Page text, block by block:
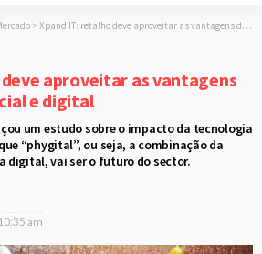
> Xpand IT: retalho deve aproveitar as vantagens do mundo presencial e digital
aproveitar as vantagens
e digital
um estudo sobre o impacto da tecnologia
“phygital”, ou seja, a combinação da
digital, vai ser o futuro do sector.
am